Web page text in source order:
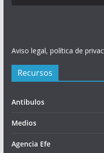
Aviso legal, política de
Recursos
Antibulos
Medios
Agencia Efe